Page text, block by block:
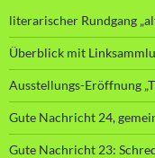
literarischer Rundgang
Überblick mit
Ausstellungs-Eröffnung
Gute Nachricht 24,
Gute Nachricht 23: